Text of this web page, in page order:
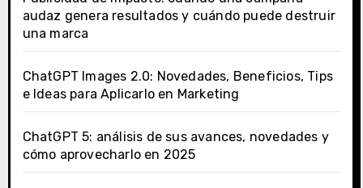
audaz genera resultados y cuándo puede destruir
una marca
ChatGPT Images 2.0: Novedades, Beneficios, Tips
e Ideas para Aplicarlo en Marketing
ChatGPT 5: análisis de sus avances, novedades y
cómo aprovecharlo en 2025